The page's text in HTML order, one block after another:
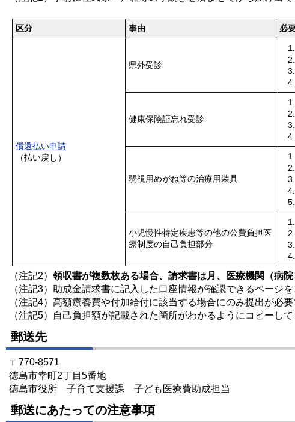
区分
事由 必
償還払い申請
（払い戻し）
県外受診
健康保険証忘れ受診
弱視用めがね等の治療用装具
小児慢性特定疾患等の他の公費負担医
療制度の自己負担部分
（注記2） 領収書が複数枚ある場合、請求書は月、医療機関（病
（注記3）助成金請求書に記入した口座情報が確認できるページを
（注記4）高額療養費や付加給付に該当する場合にのみ提出が必要
（注記5）自己負担額が記載された箇所がわかるようにコピーして
郵送先
〒770-8571
徳島市幸町2丁目5番地
徳島市役所 子育て支援課 子ども医療費助成担当
郵送にあたっての注意事項